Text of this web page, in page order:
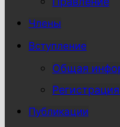
Члены
Вступление
Общая
Публикации